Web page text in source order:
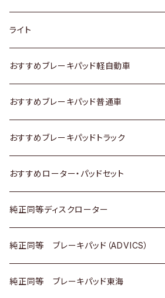
ホンダ
スズキ
日産
いすゞ
ダイハツ
マツダ
三菱
スバル
トヨタ
ホンダ
スズキ
日産
いすゞ
ダイハツ
マツダ
三菱
ライト
トヨタ
スズキ
日産
いすゞ
ダイハツ
三菱
日野
おすすめブレーキパッド軽自動車
トヨタ
ホンダ
スズキ
日産
ダイハツ
マツダ
おすすめブレーキパッド普通車
トヨタ
ホンダ
スズキ
日産
いすゞ
おすすめブレーキパッドトラック
トヨタ
日産
いすゞ
ダイハツ
おすすめローター・パッドセット
トヨタ
ホンダ
スズキ
純正同等ディスクローター
トヨタ
ホンダ
純正同等 ブレーキパッド（ADVICS）
トヨタ
純正同等 ブレーキパッド東海